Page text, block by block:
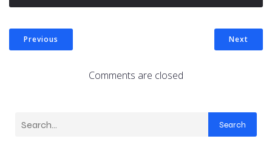
Previous Next
Comments are closed
Search